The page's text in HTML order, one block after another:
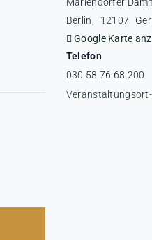
Berlin
12107
Google Karte
Telefon
030 58 76 68 200